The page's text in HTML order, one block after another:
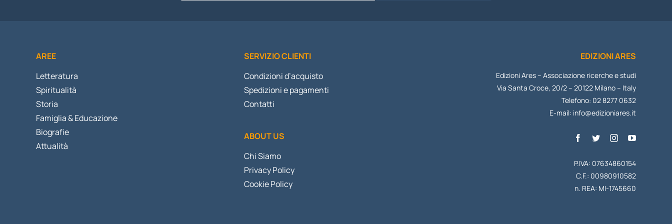
AREE
Letteratura
Spiritualità
Storia
Famiglia & Educazione
Biografie
Attualità
SERVIZIO CLIENTI
Condizioni d’acquisto
Spedizioni e pagamenti
Contatti
ABOUT US
Chi Siamo
Privacy Policy
Cookie Policy
EDIZIONI ARES
Edizioni Ares – Associazione ricerche e studi
Via Santa Croce, 20/2 – 20122 Milano – Italy
Telefono: 02 8277 0632
E-mail: info@edizioniares.it
P.IVA: 07634860154
C.F.: 00980910582
n. REA: MI-1745660